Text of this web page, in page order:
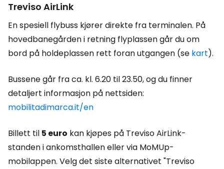
Treviso AirLink
En spesiell flybuss kjører direkte fra terminalen. På
hovedbanegården i retning flyplassen går du om
bord på holdeplassen rett foran utgangen (se kart).
Bussene går fra ca. kl. 6.20 til 23.50, og du finner
detaljert informasjon på nettsiden:
mobilitadimarca.it/en
Billett til 5 euro kan kjøpes på Treviso AirLink-
standen i ankomsthallen eller via MoMUp-
mobilappen. Velg det siste alternativet "Treviso